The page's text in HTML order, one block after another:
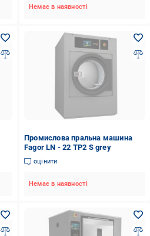
Немає в наявності
Промислова пральна машина
Fagor LN - 22 TP2 S grey
оцінити
Немає в наявності